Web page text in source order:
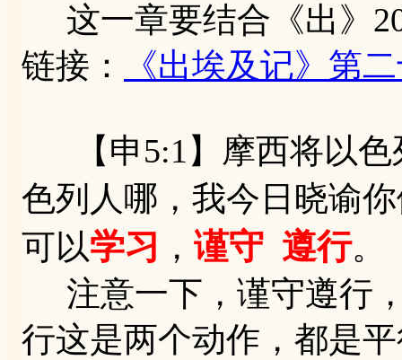
这一章要结合《出》
链接：
《出埃及记》第
【申5:1】摩西将以色
色列人哪，我今日晓谕
可以学习 ， 谨守 遵行。
注意一下，谨守遵行
行这是两个动作，都是